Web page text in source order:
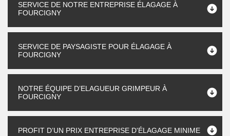
SERVICE DE NOTRE ENTREPRISE ÉLAGAGE À
FOURCIGNY
SERVICE DE PAYSAGISTE POUR ÉLAGAGE À
FOURCIGNY
NOTRE ÉQUIPE D’ELAGUEUR GRIMPEUR À
FOURCIGNY
PROFIT D’UN PRIX ENTREPRISE D'ÉLAGAGE MINIME